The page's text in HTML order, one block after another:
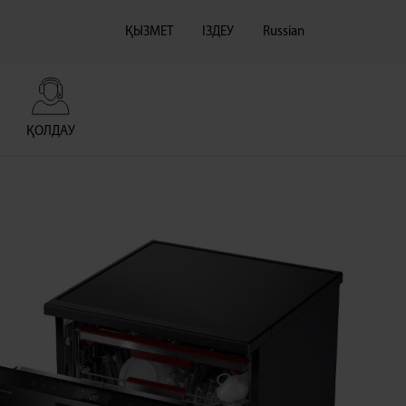
ҚОЛДАУ
ҚЫЗМЕТ ІЗДЕУ Russian